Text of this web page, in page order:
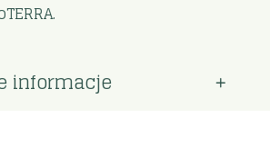
informacje